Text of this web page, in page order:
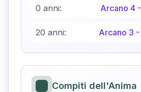
0 anni: Arcano 4 -
20 anni: Arcano 3 -
Compiti dell'Anima